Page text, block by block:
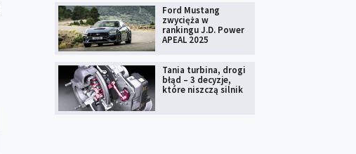
Ford Mustang
zwycięża w
rankingu J.D. Power
APEAL 2025
Tania turbina, drogi
błąd – 3 decyzje,
które niszczą silnik